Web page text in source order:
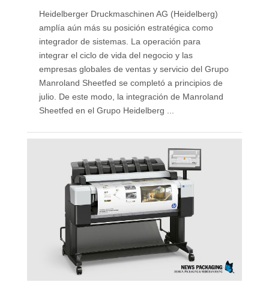
Heidelberger Druckmaschinen AG (Heidelberg)
amplía aún más su posición estratégica como
integrador de sistemas. La operación para
integrar el ciclo de vida del negocio y las
empresas globales de ventas y servicio del Grupo
Manroland Sheetfed se completó a principios de
julio. De este modo, la integración de Manroland
Sheetfed en el Grupo Heidelberg ...